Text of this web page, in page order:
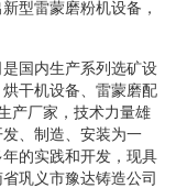
型雷蒙磨粉机设备，
国内生产系列选矿设
干机设备、雷蒙磨配
产厂家，技术力量雄
、制造、安装为一
的实践和开发，现具
巩义市豫达铸造公司